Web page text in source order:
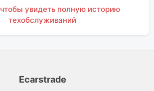
увидеть полную историю
техобслуживаний
Ecarstrade